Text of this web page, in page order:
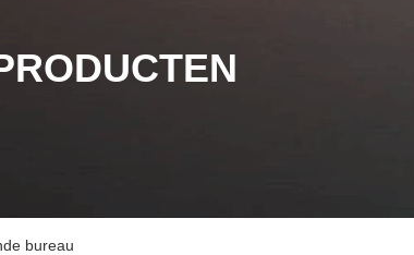
bureau